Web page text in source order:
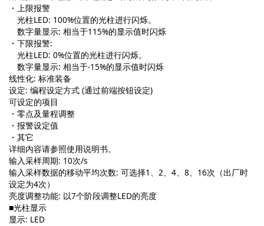
・上限报警
光柱LED: 100%位置的光柱进行闪烁。
数字量显示: 相当于115%的显示值时闪烁
・下限报警:
光柱LED: 0%位置的光柱进行闪烁。
数字量显示: 相当于-15%的显示值时闪烁
线性化: 标准装备
设定: 编程设定方式 (通过前端按钮设定)
可设定的项目
・零点及量程调整
・报警设定值
・其它
详细内容请参照使用说明书。
输入采样周期: 10次/s
输入采样数据的移动平均次数: 可选择1、2、4、8、16次（出厂时
设定为4次）
亮度调整功能: 以7个阶段调整LED的亮度
■光柱显示
显示: LED